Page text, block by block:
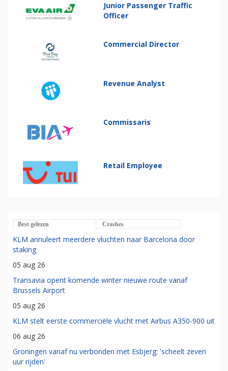
Junior Passenger Traffic
Officer
Commercial Director
Revenue Analyst
Commissaris
Retail Employee
Best gelezen Crashes
KLM annuleert meerdere vluchten naar Barcelona door
staking
05 aug 26
Transavia opent komende winter nieuwe route vanaf
Brussels Airport
05 aug 26
KLM stelt eerste commerciële vlucht met Airbus A350-900 uit
06 aug 26
Groningen vanaf nu verbonden met Esbjerg: 'scheelt zeven
uur rijden'